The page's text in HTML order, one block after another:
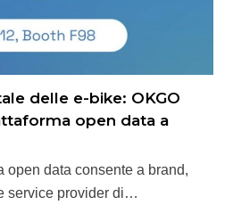
delle e-bike: OKGO
open data a
open data consente a brand,
service provider di…